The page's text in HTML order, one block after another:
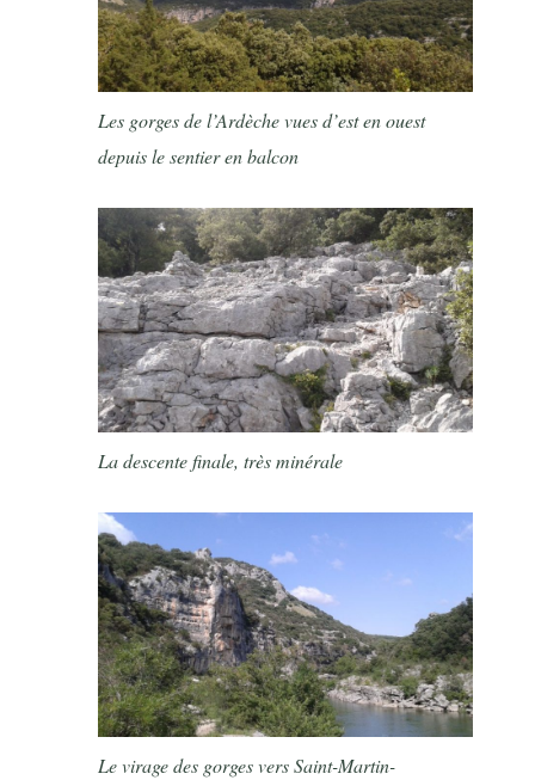
Les gorges de l’Ardèche vues d’est en ouest
depuis le sentier en balcon
La descente finale, très minérale
Le virage des gorges vers Saint-Martin-